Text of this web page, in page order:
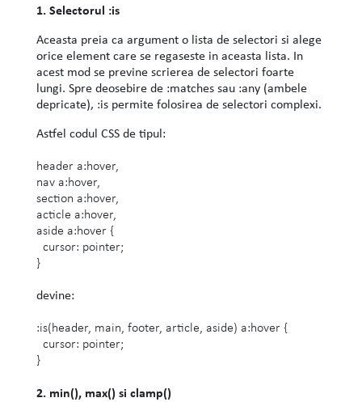
1. Selectorul :is
Aceasta preia ca argument o lista de selectori si alege
orice element care se regaseste in aceasta lista. In
acest mod se previne scrierea de selectori foarte
lungi. Spre deosebire de :matches sau :any (ambele
depricate), :is permite folosirea de selectori complexi.
Astfel codul CSS de tipul:
header a:hover,
nav a:hover,
section a:hover,
acticle a:hover,
aside a:hover {
cursor: pointer;
}
devine:
:is(header, main, footer, article, aside) a:hover {
cursor: pointer;
}
2. min(), max() si clamp()